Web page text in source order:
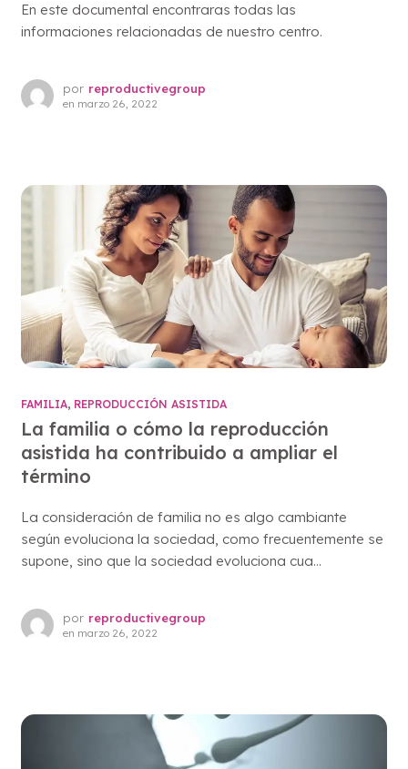
En este documental encontraras todas las
informaciones relacionadas de nuestro centro.
por reproductivegroup
en marzo 26, 2022
FAMILIA, REPRODUCCIÓN ASISTIDA
La familia o cómo la reproducción
asistida ha contribuido a ampliar el
término
La consideración de familia no es algo cambiante
según evoluciona la sociedad, como frecuentemente se
supone, sino que la sociedad evoluciona cua...
por reproductivegroup
en marzo 26, 2022